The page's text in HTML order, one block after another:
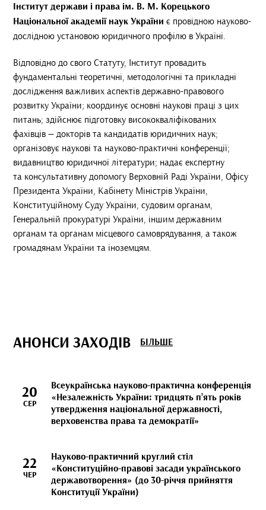
Інститут держави і права ім. В. М. Корецького
Національної академії наук України є провідною науково-
дослідною установою юридичного профілю в Україні.
Відповідно до свого Статуту, Інститут провадить
фундаментальні теоретичні, методологічні та прикладні
дослідження важливих аспектів державно-правового
розвитку України; координує основні наукові праці з цих
питань; здійснює підготовку висококваліфікованих
фахівців — докторів та кандидатів юридичних наук;
організовує наукові та науково-практичні конференції;
видавництво юридичної літератури; надає експертну
та консультативну допомогу Верховній Раді України, Офісу
Президента України, Кабінету Міністрів України,
Конституційному Суду України, судовим органам,
Генеральній прокуратурі України, іншим державним
органам та органам місцевого самоврядування, а також
громадянам України та іноземцям.
АНОНСИ ЗАХОДІВ БІЛЬШЕ
20
СЕР
Всеукраїнська науково-практична конференція
«Незалежність України: тридцять п’ять років
утвердження національної державності,
верховенства права та демократії»
22
ЧЕР
Науково-практичний круглий стіл
«Конституційно-правові засади українського
державотворення» (до 30-річчя прийняття
Конституції України)